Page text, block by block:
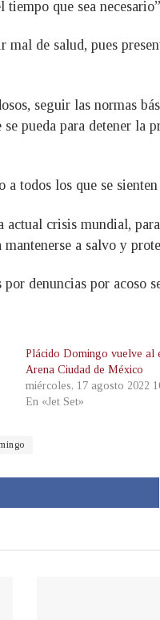
que sea
de salud, pues
seguir las normas
pueda para detener
todos los que se
actual crisis mundial,
a salvo y
denuncias por
Plácido Domingo vuelve al
Arena Ciudad de México
miércoles, 17 agosto 2022
En «Jet Set»